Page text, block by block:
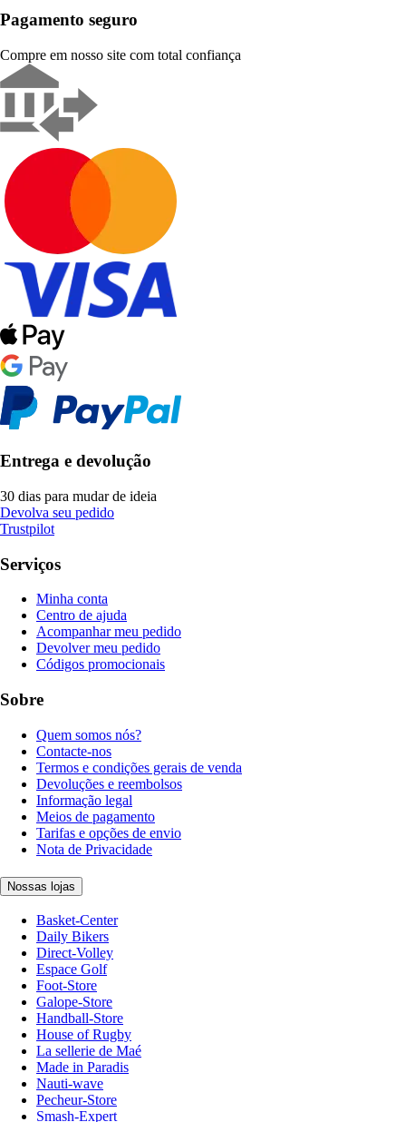
Pagamento seguro
Compre em nosso site com total confiança
Entrega e devolução
30 dias para mudar de ideia
Devolva seu pedido
Trustpilot
Serviços
Minha conta
Centro de ajuda
Acompanhar meu pedido
Devolver meu pedido
Códigos promocionais
Sobre
Quem somos nós?
Contacte-nos
Termos e condições gerais de venda
Devoluções e reembolsos
Informação legal
Meios de pagamento
Tarifas e opções de envio
Nota de Privacidade
Nossas lojas
Basket-Center
Daily Bikers
Direct-Volley
Espace Golf
Foot-Store
Galope-Store
Handball-Store
House of Rugby
La sellerie de Maé
Made in Paradis
Nauti-wave
Pecheur-Store
Smash-Expert